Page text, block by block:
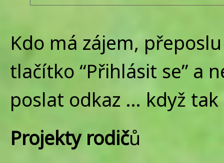
Kdo má zájem,
tlačítko “Přihlásit se” a
poslat odkaz … když
Projekty rodičů